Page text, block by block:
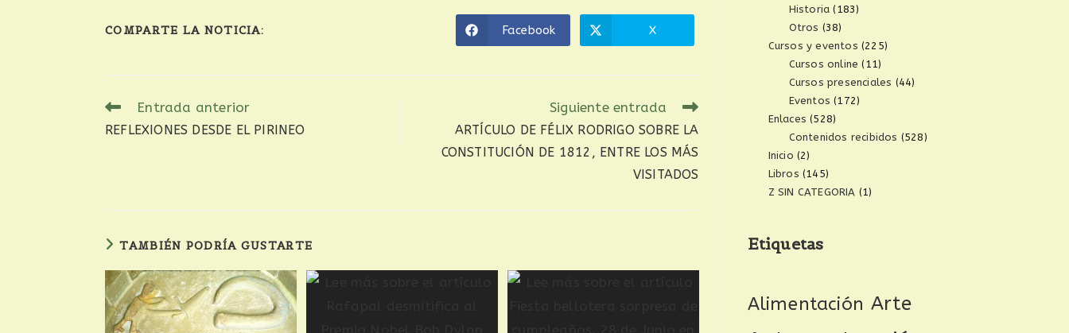
COMPARTE LA NOTICIA: Facebook X
Entrada anterior
REFLEXIONES DESDE EL PIRINEO
Siguiente entrada
ARTÍCULO DE FÉLIX RODRIGO SOBRE LA
CONSTITUCIÓN DE 1812, ENTRE LOS MÁS
VISITADOS
TAMBIÉN PODRÍA GUSTARTE
Historia (183)
Otros (38)
Cursos y eventos (225)
Cursos online (11)
Cursos presenciales (44)
Eventos (172)
Enlaces (528)
Contenidos recibidos (528)
Inicio (2)
Libros (145)
Z SIN CATEGORIA (1)
Etiquetas
Alimentación Arte